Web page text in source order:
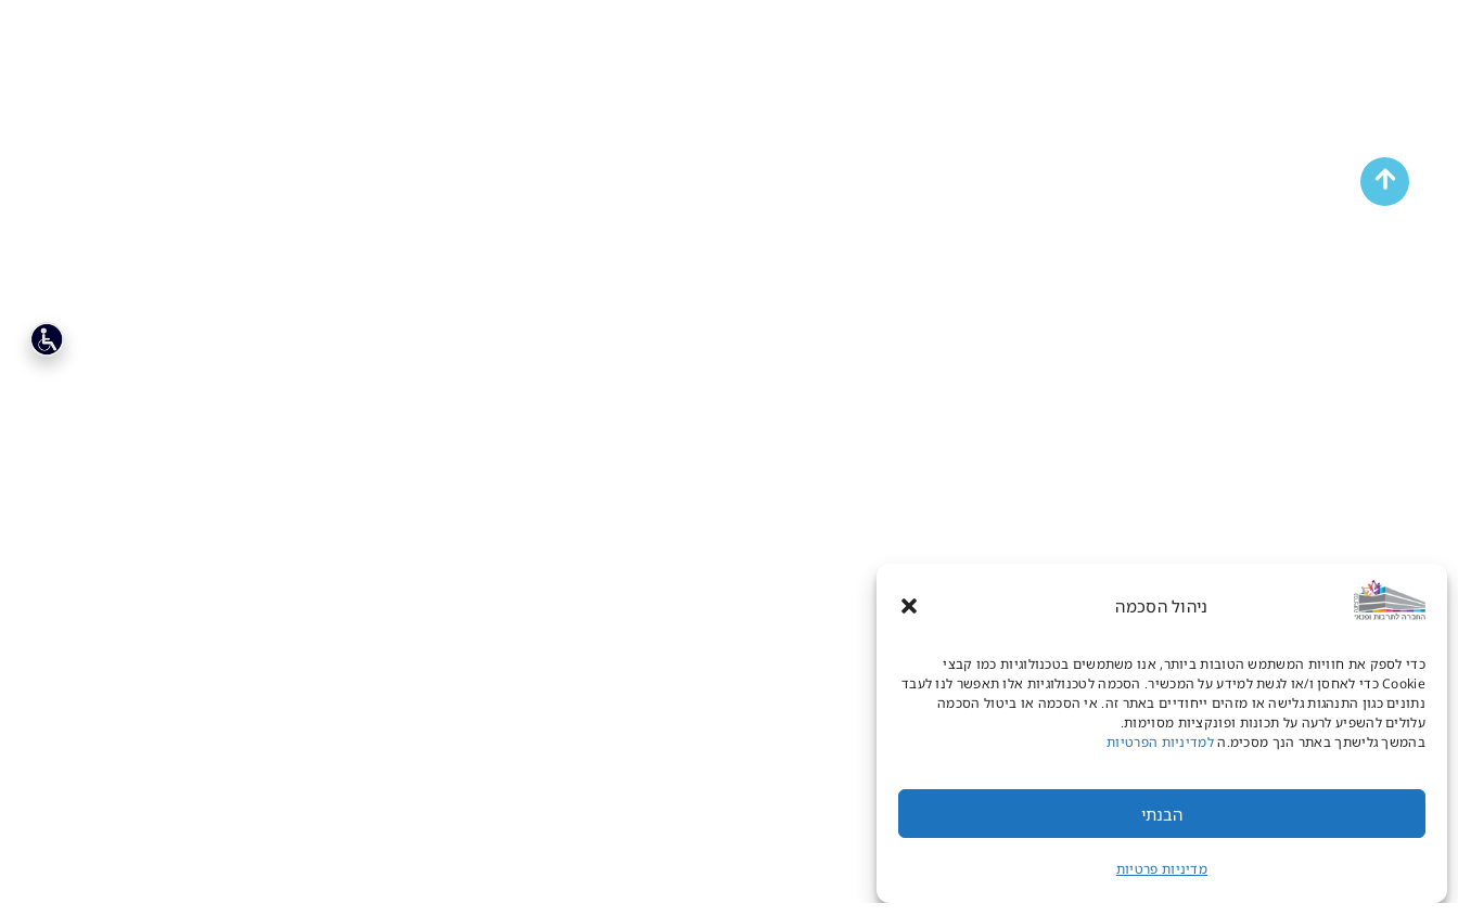
ניהול הסכמה
כדי לספק את חוויות המשתמש הטובות ביותר, אנו משתמשים בטכנולוגיות כמו קבצי
Cookie כדי לאחסן ו/או לגשת למידע על המכשיר. הסכמה לטכנולוגיות אלו תאפשר לנו לעבד
נתונים כגון התנהגות גלישה או מזהים ייחודיים באתר זה. אי הסכמה או ביטול הסכמה
עלולים להשפיע לרעה על תכונות ופונקציות מסוימות.
בהמשך גלישתך באתר הנך מסכימ.הלמדיניות הפרטיות
הבנתי
מדיניות פרטיות